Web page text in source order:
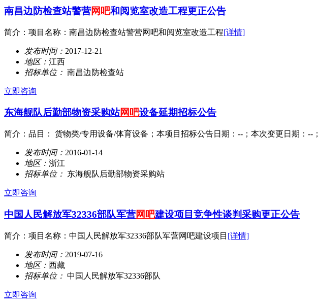
南昌边防检查站警营网吧和阅览室改造工程更正公告
简介：项目名称：南昌边防检查站警营网吧和阅览室改造工程[详情]
发布时间： 2017-12-21
地区： 江西
招标单位： 南昌边防检查站
立即咨询
东海舰队后勤部物资采购站网吧设备延期招标公告
简介：品目： 货物类/专用设备/体育设备；本项目招标公告日期：--；本次变更日期：--；
发布时间： 2016-01-14
地区： 浙江
招标单位： 东海舰队后勤部物资采购站
立即咨询
中国人民解放军32336部队军营网吧建设项目竞争性谈判采购更正公告
简介：项目名称：中国人民解放军32336部队军营网吧建设项目 [详情]
发布时间： 2019-07-16
地区： 西藏
招标单位： 中国人民解放军32336部队
立即咨询